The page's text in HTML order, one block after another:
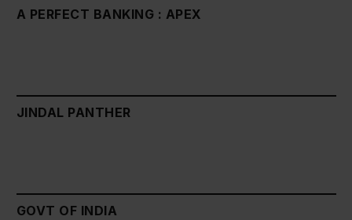
A PERFECT BANKING : APEX
JINDAL PANTHER
GOVT OF INDIA